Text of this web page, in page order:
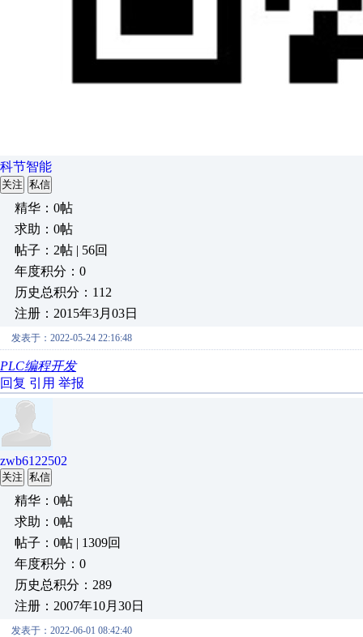
科节智能
关注 私信
精华：0帖
求助：0帖
帖子：2帖 | 56回
年度积分：0
历史总积分：112
注册：2015年3月03日
发表于：2022-05-24 22:16:48
PLC编程开发
回复 引用 举报
zwb6122502
关注 私信
精华：0帖
求助：0帖
帖子：0帖 | 1309回
年度积分：0
历史总积分：289
注册：2007年10月30日
发表于：2022-06-01 08:42:40